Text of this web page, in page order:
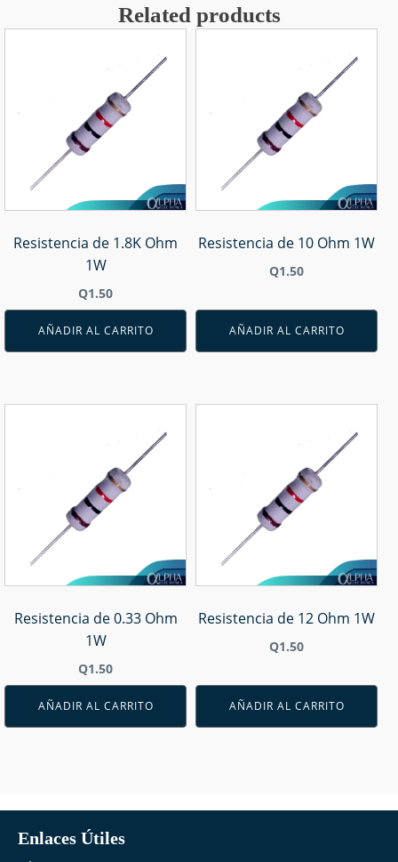
Related products
Resistencia de 1.8K Ohm
1W
Q1.50
AÑADIR AL CARRITO
Resistencia de 10 Ohm 1W
Q1.50
AÑADIR AL CARRITO
Resistencia de 0.33 Ohm
1W
Q1.50
AÑADIR AL CARRITO
Resistencia de 12 Ohm 1W
Q1.50
AÑADIR AL CARRITO
Enlaces Útiles